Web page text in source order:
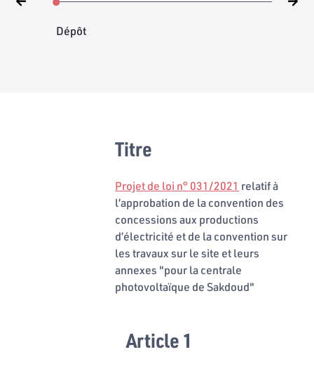
Dépôt
Titre
Projet de loi n° 031/2021 relatif à
l’approbation de la convention des
concessions aux productions
d’électricité et de la convention sur
les travaux sur le site et leurs
annexes "pour la centrale
photovoltaïque de Sakdoud"
Article 1